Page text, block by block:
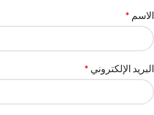
الاسم *
البريد الإلكتروني *